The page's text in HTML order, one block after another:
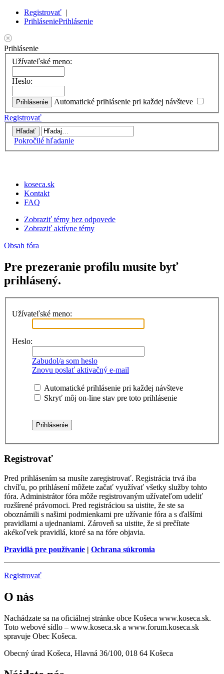
Registrovať |
PrihláseniePrihlásenie
Prihlásenie
Užívateľské meno:
Heslo:
Automatické prihlásenie pri každej návšteve
Registrovať
Pokročilé hľadanie
koseca.sk
Kontakt
FAQ
Zobraziť témy bez odpovede
Zobraziť aktívne témy
Obsah fóra
Pre prezeranie profilu musíte byť
prihlásený.
Užívateľské meno:
Heslo:
Zabudol/a som heslo
Znovu poslať aktivačný e-mail
Automatické prihlásenie pri každej návšteve
Skryť môj on-line stav pre toto prihlásenie
Registrovať
Pred prihlásením sa musíte zaregistrovať. Registrácia trvá iba
chvíľu, po prihlásení môžete začať využívať všetky služby tohto
fóra. Administrátor fóra môže registrovaným užívateľom udeliť
rozšírené právomoci. Pred registráciou sa uistite, že ste sa
oboznámili s našimi podmienkami pre užívanie fóra a s ďalšími
pravidlami a ujednaniami. Zároveň sa uistite, že si prečítate
akékoľvek pravidlá, ktoré sa na fóre objavia.
Pravidlá pre používanie | Ochrana súkromia
Registrovať
O nás
Nachádzate sa na oficiálnej stránke obce Košeca www.koseca.sk.
Toto webové sídlo – www.koseca.sk a www.forum.koseca.sk
spravuje Obec Košeca.
Obecný úrad Košeca, Hlavná 36/100, 018 64 Košeca